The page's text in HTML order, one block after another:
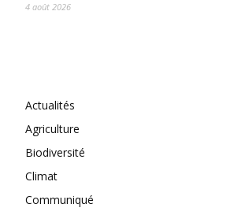
4 août 2026
Actualités
Agriculture
Biodiversité
Climat
Communiqué